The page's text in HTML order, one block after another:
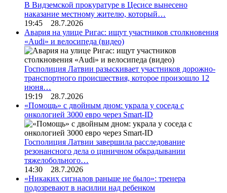
В Видземской прокуратуре в Цесисе вынесено
наказание местному жителю, который…
19:45 28.7.2026
Авария на улице Ригас: ищут участников столкновения
«Audi» и велосипеда (видео)
Госполиция Латвии разыскивает участников дорожно-
транспортного происшествия, которое произошло 12
июня…
19:19 28.7.2026
«Помощь» с двойным дном: украла у соседа с
онкологией 3000 евро через Smart-ID
Госполиция Латвии завершила расследование
резонансного дела о циничном обкрадывании
тяжелобольного…
14:30 28.7.2026
«Никаких сигналов раньше не было»: тренера
подозревают в насилии над ребенком